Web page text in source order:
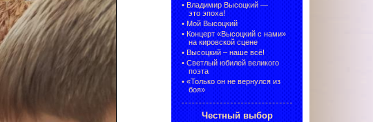
• Владимир Высоцкий —
это эпоха!
• Мой Высоцкий
• Концерт «Высоцкий с нами»
на кировской сцене
• Высоцкий – наше всё!
• Светлый юбилей великого
поэта
• «Только он не вернулся из
боя»
Честный выбор